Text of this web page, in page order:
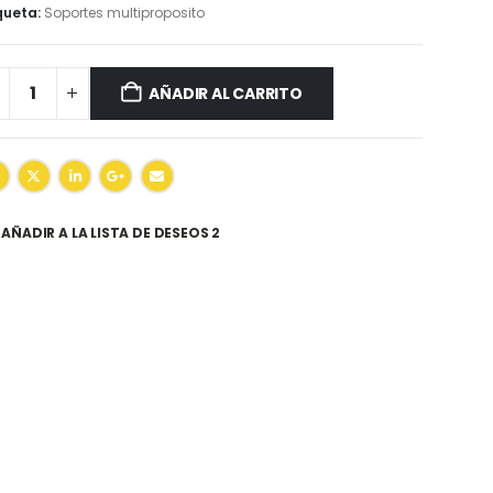
Soportes multiproposito
AÑADIR AL CARRITO
AÑADIR A LA LISTA DE DESEOS 2